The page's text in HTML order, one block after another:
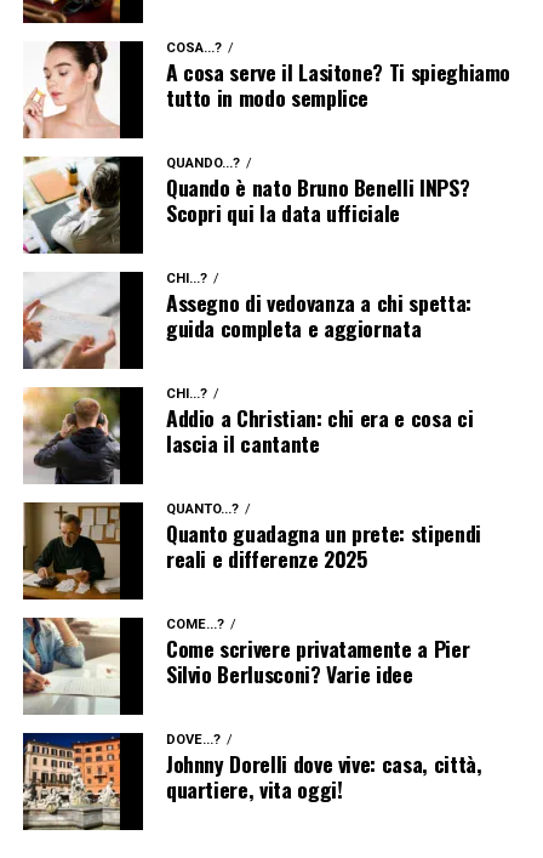
COSA...?
A cosa serve il Lasitone? Ti spieghiamo
tutto in modo semplice
QUANDO...?
Quando è nato Bruno Benelli INPS?
Scopri qui la data ufficiale
CHI...?
Assegno di vedovanza a chi spetta:
guida completa e aggiornata
CHI...?
Addio a Christian: chi era e cosa ci
lascia il cantante
QUANTO...?
Quanto guadagna un prete: stipendi
reali e differenze 2025
COME...?
Come scrivere privatamente a Pier
Silvio Berlusconi? Varie idee
DOVE...?
Johnny Dorelli dove vive: casa, città,
quartiere, vita oggi!